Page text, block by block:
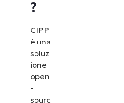
?
CIPP
è una
soluz
ione
open
-
sourc